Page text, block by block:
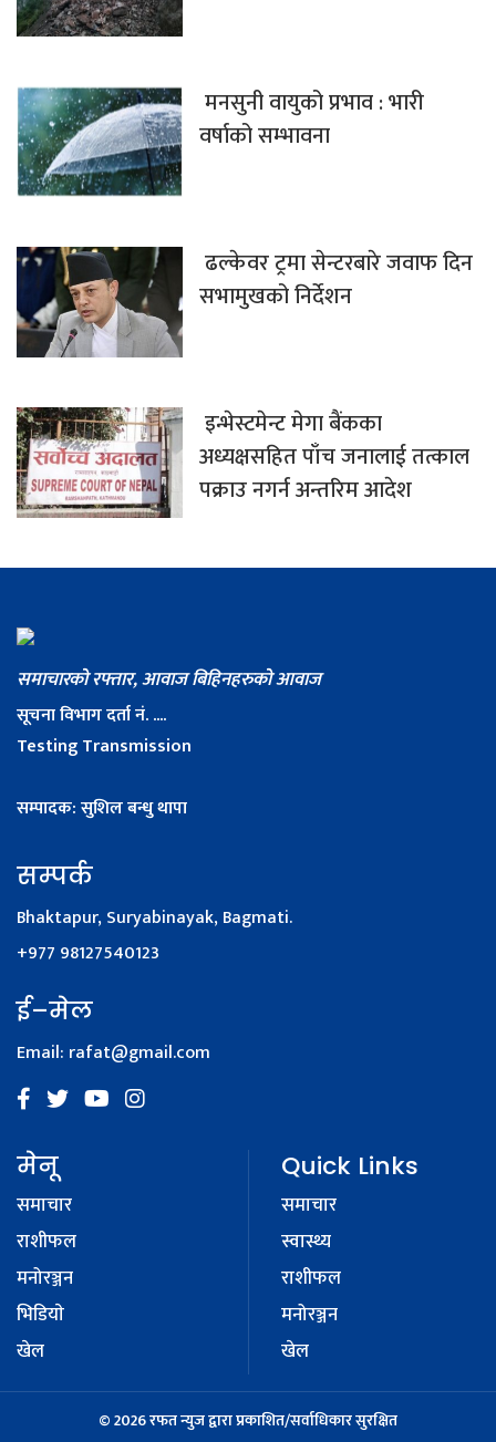
मनसुनी वायुको प्रभाव : भारी
वर्षाको सम्भावना
ढल्केवर ट्रमा सेन्टरबारे जवाफ दिन
सभामुखको निर्देशन
इन्भेस्टमेन्ट मेगा बैंकका
अध्यक्षसहित पाँच जनालाई तत्काल
पक्राउ नगर्न अन्तरिम आदेश
समाचारको रफ्तार, आवाज बिहिनहरुको आवाज
सूचना विभाग दर्ता नं. ....
Testing Transmission
सम्पादक: सुशिल बन्धु थापा
सम्पर्क
Bhaktapur, Suryabinayak, Bagmati.
+977 98127540123
ई–मेल
Email: rafat@gmail.com
मेनू
समाचार
राशीफल
मनोरञ्जन
भिडियाे
खेल
Quick Links
समाचार
स्वास्थ्य
राशीफल
मनोरञ्जन
खेल
© 2026 रफत न्युज द्वारा प्रकाशित/सर्वाधिकार सुरक्षित